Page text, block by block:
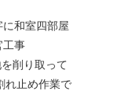
和室四部屋
官工事
削り取って
れ止め作業で